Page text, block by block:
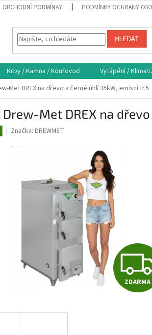
OBCHODNÍ PODMÍNKY PODMÍNKY OCHRANY
HLEDAT
Krby / Kamna / Kouřovod Vytápění /
Met DREX na dřevo a černé uhlí 35kW, emisní tr.5
Drew-Met DREX na
Značka: DREWMET
ZDARMA